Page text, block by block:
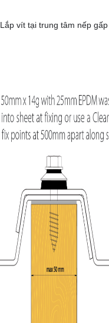
Lắp vít tại trung tâm nếp gấp